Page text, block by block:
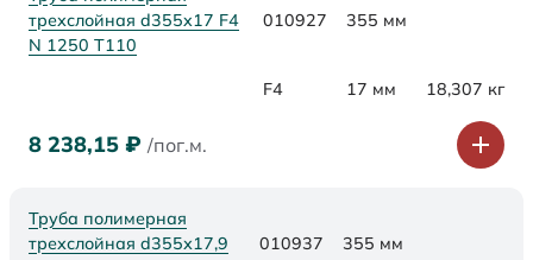
трехслойная d355x17 F4
N 1250 Т110
010927 355 мм
F4 17 мм 18,307 кг
8 238,15 ₽ /пог.м.
Труба полимерная
трехслойная d355х17,9
010937 355 мм